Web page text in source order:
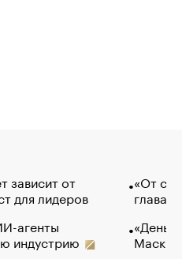
зависит от
для лидеров
агенты
индустрию
«От
глава
Маск в